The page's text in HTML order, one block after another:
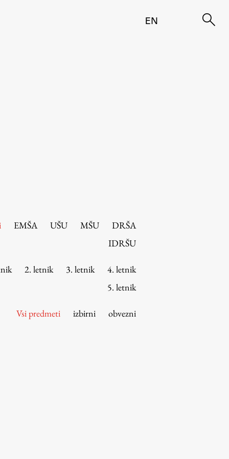
EN
EMŠA UŠU MŠU
DRŠA
IDRŠU
2. letnik 3. letnik
4. letnik
5. letnik
Vsi predmeti izbirni obvezni